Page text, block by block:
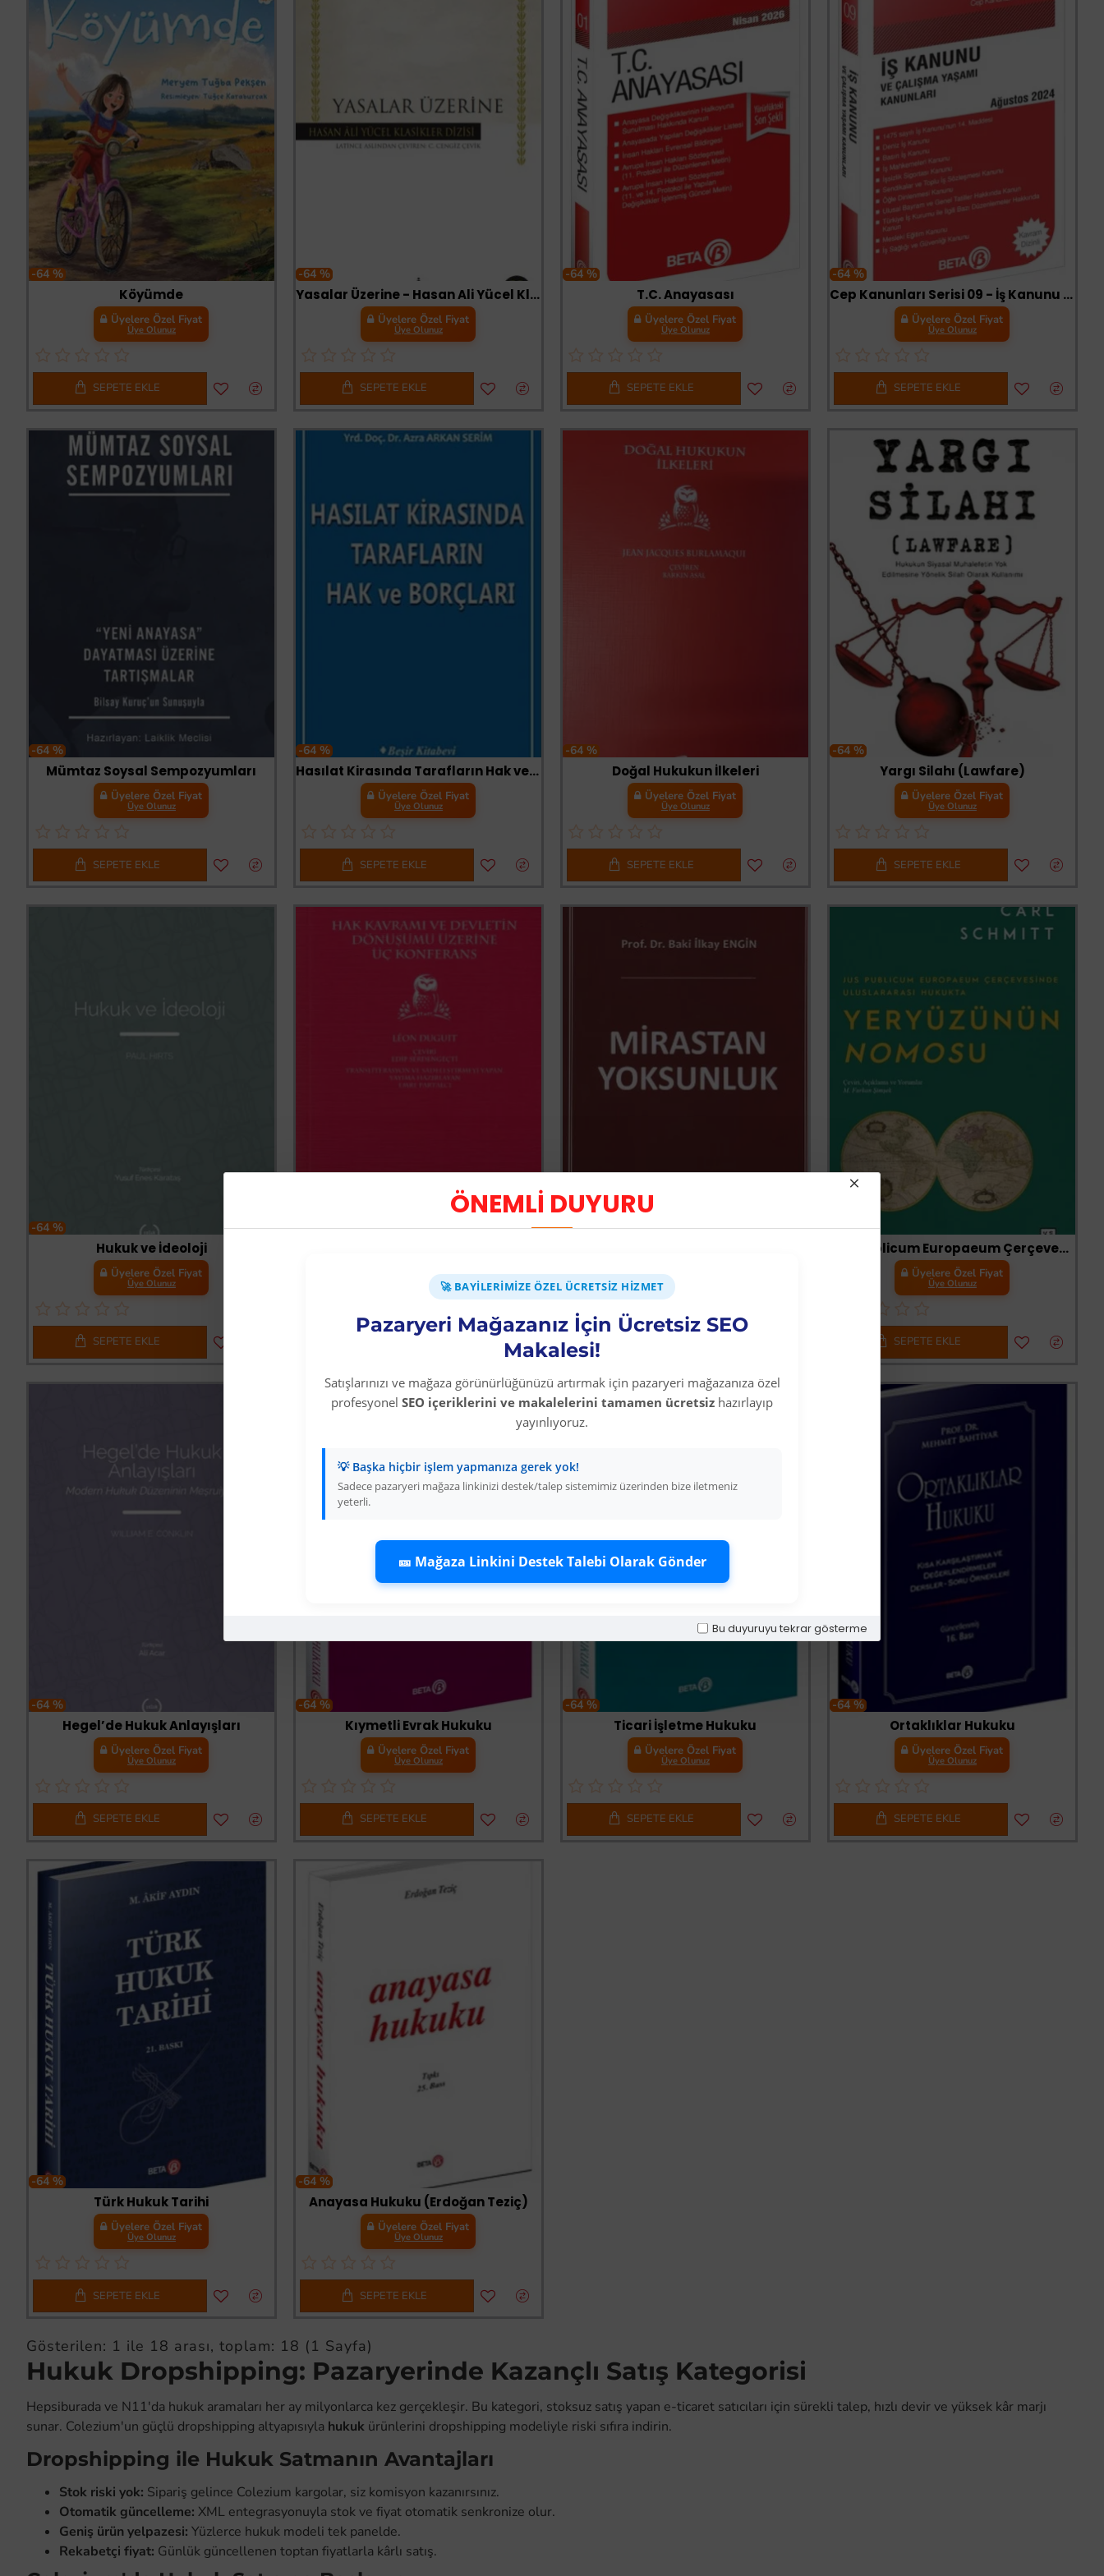
ÖNEMLİ DUYURU
🚀 BAYILERIMIZE ÖZEL ÜCRETSIZ HIZMET
Pazaryeri Mağazanız İçin Ücretsiz SEO
Makalesi!
Satışlarınızı ve mağaza görünürlüğünüzü artırmak için pazaryeri mağazanıza özel
profesyonel SEO içeriklerini ve makalelerini tamamen ücretsiz hazırlayıp
yayınlıyoruz.
💡 Başka hiçbir işlem yapmanıza gerek yok!
Sadece pazaryeri mağaza linkinizi destek/talep sistemimiz üzerinden bize iletmeniz
yeterli.
🎫 Mağaza Linkini Destek Talebi Olarak Gönder
Bu duyuruyu tekrar gösterme
-64 %
Köyümde
Üyelere Özel Fiyat
Üye Olunuz
SEPETE EKLE
-64 %
Yasalar Üzerine - Hasan Ali Yücel Klasikleri
Üyelere Özel Fiyat
Üye Olunuz
SEPETE EKLE
-64 %
T.C. Anayasası
Üyelere Özel Fiyat
Üye Olunuz
SEPETE EKLE
-64 %
Cep Kanunları Serisi 09 - İş Kanunu ve Çalışma Yaşamı Kanunları
Üyelere Özel Fiyat
Üye Olunuz
SEPETE EKLE
-64 %
Mümtaz Soysal Sempozyumları
Üyelere Özel Fiyat
Üye Olunuz
SEPETE EKLE
-64 %
Hasılat Kirasında Tarafların Hak ve Borçları
Üyelere Özel Fiyat
Üye Olunuz
SEPETE EKLE
-64 %
Doğal Hukukun İlkeleri
Üyelere Özel Fiyat
Üye Olunuz
SEPETE EKLE
-64 %
Yargı Silahı (Lawfare)
Üyelere Özel Fiyat
Üye Olunuz
SEPETE EKLE
-64 %
Hukuk ve İdeoloji
Üyelere Özel Fiyat
Üye Olunuz
SEPETE EKLE
-64 %
Üyelere Özel Fiyat
Üye Olunuz
-64 %
Üyelere Özel Fiyat
Üye Olunuz
-64 %
Jus Publicum Europaeum Çerçevesinde Uluslararası Hukukta Yeryüzünün Nomosu
Üyelere Özel Fiyat
Üye Olunuz
SEPETE EKLE
-64 %
Hegel’de Hukuk Anlayışları
Üyelere Özel Fiyat
Üye Olunuz
SEPETE EKLE
-64 %
Kıymetli Evrak Hukuku
Üyelere Özel Fiyat
Üye Olunuz
SEPETE EKLE
-64 %
Ticari İşletme Hukuku
Üyelere Özel Fiyat
Üye Olunuz
SEPETE EKLE
-64 %
Ortaklıklar Hukuku
Üyelere Özel Fiyat
Üye Olunuz
SEPETE EKLE
-64 %
Türk Hukuk Tarihi
Üyelere Özel Fiyat
Üye Olunuz
SEPETE EKLE
-64 %
Anayasa Hukuku (Erdoğan Teziç)
Üyelere Özel Fiyat
Üye Olunuz
SEPETE EKLE
Gösterilen: 1 ile 18 arası, toplam: 18 (1 Sayfa)
Hukuk Dropshipping: Pazaryerinde Kazançlı Satış Kategorisi
Hepsiburada ve N11'da hukuk aramaları her ay milyonlarca kez gerçekleşir. Bu kategori, stoksuz satış yapan e-ticaret satıcıları için sürekli talep, hızlı devir ve yüksek kâr marjı
sunar. Colezium'un güçlü dropshipping altyapısıyla hukuk ürünlerini dropshipping modeliyle riski sıfıra indirin.
Dropshipping ile Hukuk Satmanın Avantajları
Stok riski yok: Sipariş gelince Colezium kargolar, siz komisyon kazanırsınız.
Otomatik güncelleme: XML entegrasyonuyla stok ve fiyat otomatik senkronize olur.
Geniş ürün yelpazesi: Yüzlerce hukuk modeli tek panelde.
Rekabetçi fiyat: Günlük güncellenen toptan fiyatlarla kârlı satış.